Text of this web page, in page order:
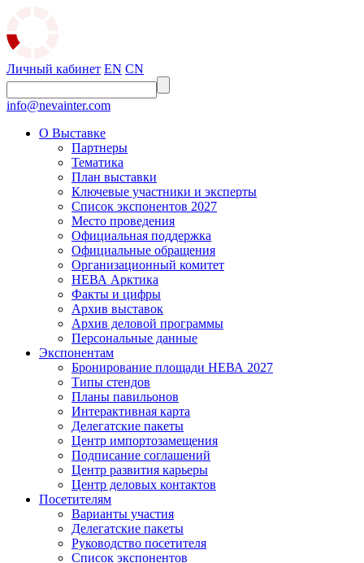
Личный кабинет EN CN
info@nevainter.com
О Выставке
Партнеры
Тематика
План выставки
Ключевые участники и эксперты
Список экспонентов 2027
Место проведения
Официальная поддержка
Официальные обращения
Организационный комитет
НЕВА Арктика
Факты и цифры
Архив выставок
Архив деловой программы
Персональные данные
Экспонентам
Бронирование площади НЕВА 2027
Типы стендов
Планы павильонов
Интерактивная карта
Делегатские пакеты
Центр импортозамещения
Подписание соглашений
Центр развития карьеры
Центр деловых контактов
Посетителям
Варианты участия
Делегатские пакеты
Руководство посетителя
Список экспонентов